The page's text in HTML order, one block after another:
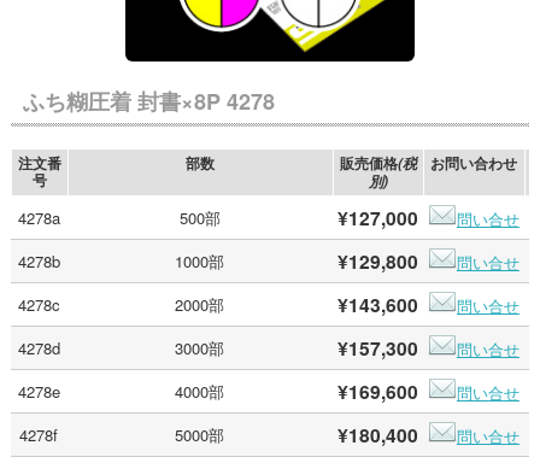
ふち糊圧着 封書×8P 4278
注文番
号
部数 販売価格(税
別)
お問い合わせ
4278a 500部 ¥127,000
問い合せ
4278b
1000部 ¥129,800
問い合せ
4278c
2000部 ¥143,600
問い合せ
4278d
3000部 ¥157,300
問い合せ
4278e
4000部 ¥169,600
問い合せ
4278f
5000部 ¥180,400
問い合せ